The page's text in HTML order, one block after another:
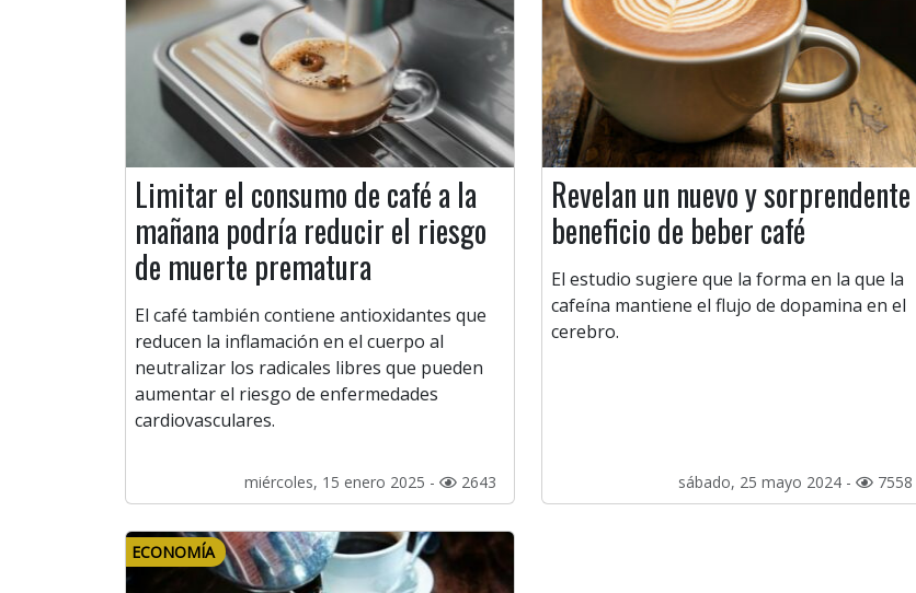
Limitar el consumo de café a la
mañana podría reducir el riesgo
de muerte prematura
El café también contiene antioxidantes que
reducen la inflamación en el cuerpo al
neutralizar los radicales libres que pueden
aumentar el riesgo de enfermedades
cardiovasculares.
miércoles, 15 enero 2025 - 2643
Revelan un nuevo y sorprendente
beneficio de beber café
El estudio sugiere que la forma en la que la
cafeína mantiene el flujo de dopamina en el
cerebro.
sábado, 25 mayo 2024 - 7558
ECONOMÍA